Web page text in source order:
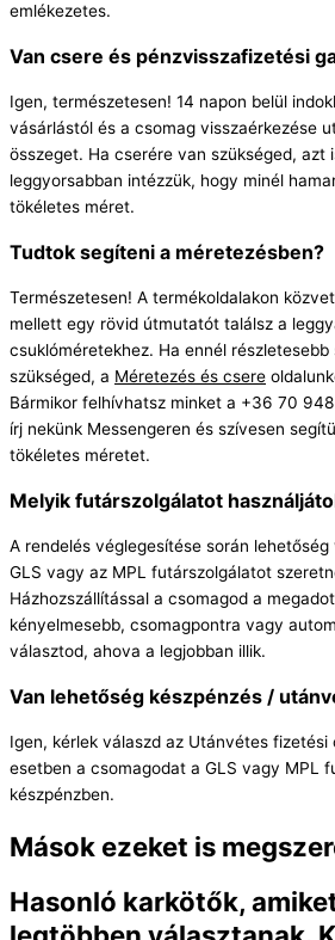
emlékezetes.
Van csere és pénzvisszafizetési
Igen, természetesen! 14 napon belül
vásárlástól és a csomag visszaérkezése
összeget. Ha cserére van szükséged, azt
leggyorsabban intézzük, hogy minél
tökéletes méret.
Tudtok segíteni a méretezésben?
Természetesen! A termékoldalakon
mellett egy rövid útmutatót találsz a
csuklóméretekhez. Ha ennél részletesebb
szükséged, a Méretezés és csere
Bármikor felhívhatsz minket a +36 70
írj nekünk Messengeren és szívesen
tökéletes méretet.
Melyik futárszolgálatot
A rendelés véglegesítése során
GLS vagy az MPL futárszolgálatot
Házhozszállítással a csomagod a
kényelmesebb, csomagpontra vagy
választod, ahova a legjobban illik.
Van lehetőség készpénzés /
Igen, kérlek válaszd az Utánvétes fizetési
esetben a csomagodat a GLS vagy MPL
készpénzben.
Mások ezeket is
Hasonló karkötők,